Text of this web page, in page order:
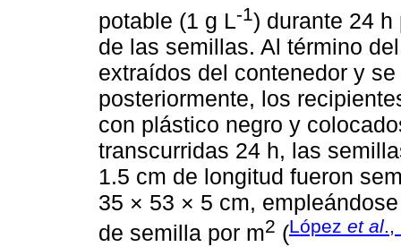
potable (1 g L-1) durante 24
de las semillas. Al término
extraídos del contenedor y
posteriormente, los
con plástico negro y
transcurridas 24 h, las
1.5 cm de longitud fueron
35 × 53 × 5 cm,
de semilla por m2 (López et al.,